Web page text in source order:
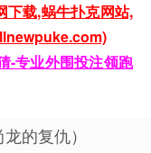
载,蜗牛扑克网站,
-专业外围投注领跑
的复仇）